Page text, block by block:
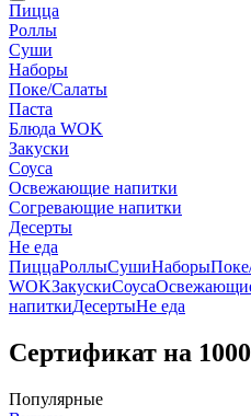
Пицца
Роллы
Суши
Наборы
Поке/Салаты
Паста
Блюда WOK
Закуски
Соуса
Освежающие напитки
Согревающие напитки
Десерты
Не еда
ПиццаРоллыСушиНаборы
WOKЗакускиСоуса
напиткиДесертыНе еда
Сертификат на
Популярные